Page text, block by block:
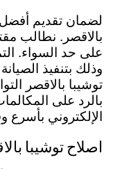
لضمان تقديم أفضل
على حد السواء.
وذلك بتنفيذ
توشيبا بالاقصر
بالرد على
الإلكتروني
اصلاح توشيبا